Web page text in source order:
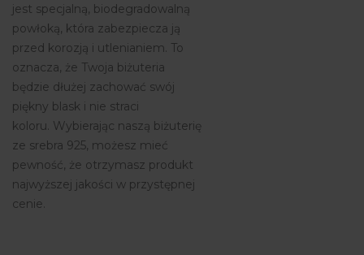
jest specjalną, biodegradowalną
powłoką, która zabezpiecza ją
przed korozją i utlenianiem. To
oznacza, że Twoja biżuteria
będzie dłużej zachować swój
piękny blask i nie straci
koloru. Wybierając naszą biżuterię
ze srebra 925, możesz mieć
pewność, że otrzymasz produkt
najwyższej jakości w przystępnej
cenie.